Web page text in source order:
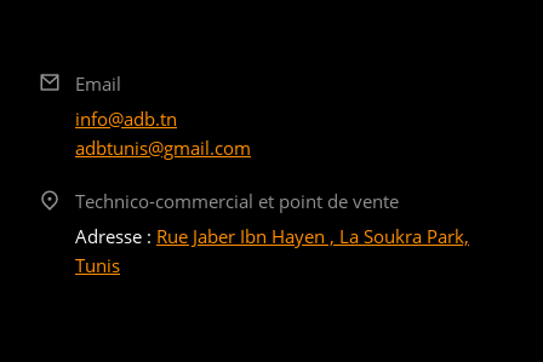
Email
info@adb.tn
adbtunis@gmail.com
Technico-commercial et point de vente
Adresse : Rue Jaber Ibn Hayen , La Soukra Park,
Tunis